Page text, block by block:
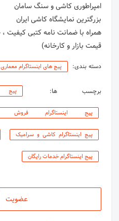
‌‌‌‌همراه با ضمانت نامه کتبی کیفیت
قیمت بازار و کارخانه)
دسته بندی: پیج های اینستاگرام معماری
برچسب ها: پیج
پیج اینستاگرام فروش
پیج اینستاگرام کاشی و سرامیک
پیج اینستاگرام خدمات رایگان
عضویت